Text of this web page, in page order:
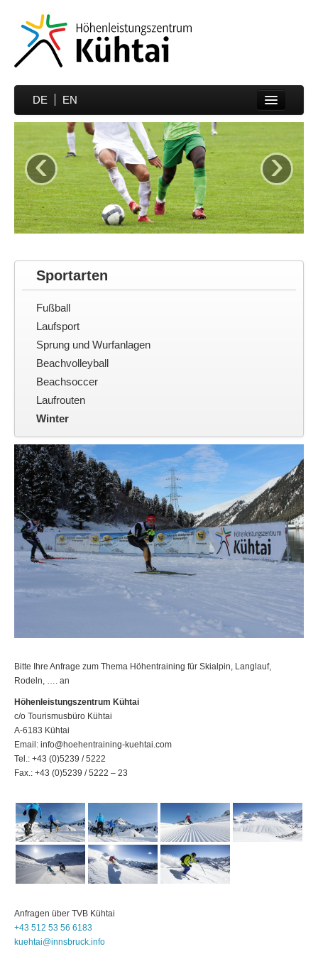
DE
EN
Home
Sportarten
Preise
Unterkünfte
Media
Sportmedizin
Partner
Kontakt
‹ ›
Sportarten
Fußball
Laufsport
Sprung und Wurfanlagen
Beachvolleyball
Beachsoccer
Laufrouten
Winter
Bitte Ihre Anfrage zum Thema Höhentraining für Skialpin, Langlauf,
Rodeln, …. an
Höhenleistungszentrum Kühtai
c/o Tourismusbüro Kühtai
A-6183 Kühtai
Email: info@hoehentraining-kuehtai.com
Tel.: +43 (0)5239 / 5222
Fax.: +43 (0)5239 / 5222 – 23
Anfragen über TVB Kühtai
+43 512 53 56 6183
kuehtai@innsbruck.info